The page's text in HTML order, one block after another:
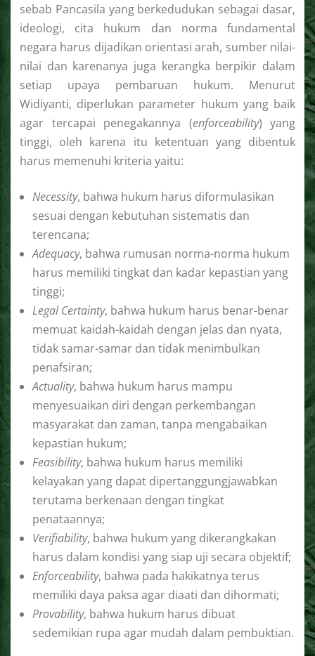
sebab Pancasila yang berkedudukan sebagai dasar,
ideologi, cita hukum dan norma fundamental
negara harus dijadikan orientasi arah, sumber nilai-
nilai dan karenanya juga kerangka berpikir dalam
setiap upaya pembaruan hukum. Menurut
Widiyanti, diperlukan parameter hukum yang baik
agar tercapai penegakannya (enforceability) yang
tinggi, oleh karena itu ketentuan yang dibentuk
harus memenuhi kriteria yaitu:
Necessity, bahwa hukum harus diformulasikan
sesuai dengan kebutuhan sistematis dan
terencana;
Adequacy, bahwa rumusan norma-norma hukum
harus memiliki tingkat dan kadar kepastian yang
tinggi;
Legal Certainty, bahwa hukum harus benar-benar
memuat kaidah-kaidah dengan jelas dan nyata,
tidak samar-samar dan tidak menimbulkan
penafsiran;
Actuality, bahwa hukum harus mampu
menyesuaikan diri dengan perkembangan
masyarakat dan zaman, tanpa mengabaikan
kepastian hukum;
Feasibility, bahwa hukum harus memiliki
kelayakan yang dapat dipertanggungjawabkan
terutama berkenaan dengan tingkat
penataannya;
Verifiability, bahwa hukum yang dikerangkakan
harus dalam kondisi yang siap uji secara objektif;
Enforceability, bahwa pada hakikatnya terus
memiliki daya paksa agar diaati dan dihormati;
Provability, bahwa hukum harus dibuat
sedemikian rupa agar mudah dalam pembuktian.